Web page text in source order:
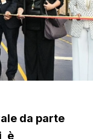
da parte
è